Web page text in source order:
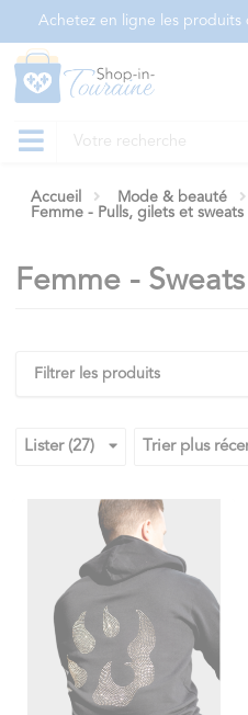
Achetez en ligne les produits
Accueil Mode & beauté
Femme - Pulls, gilets et sweats
Femme - Sweats
Filtrer les produits
Lister (27) Trier plus
Panneau de gestion des cookies